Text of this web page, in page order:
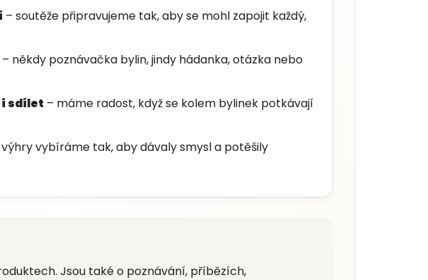
– soutěže připravujeme tak, aby se mohl zapojit každý,
– někdy poznávačka bylin, jindy hádanka, otázka nebo
sdílet – máme radost, když se kolem bylinek potkávají
vybíráme tak, aby dávaly smysl a potěšily
Jsou také o poznávání, příbězích,